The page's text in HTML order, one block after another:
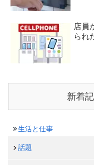
店員
られ
新着
生活と仕事
話題